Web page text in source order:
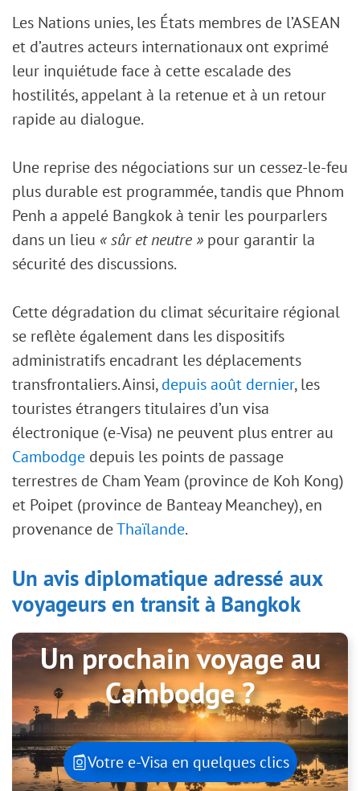
Les Nations unies, les États membres de l’ASEAN
et d’autres acteurs internationaux ont exprimé
leur inquiétude face à cette escalade des
hostilités, appelant à la retenue et à un retour
rapide au dialogue.
Une reprise des négociations sur un cessez-le-feu
plus durable est programmée, tandis que Phnom
Penh a appelé Bangkok à tenir les pourparlers
dans un lieu « sûr et neutre » pour garantir la
sécurité des discussions.
Cette dégradation du climat sécuritaire régional
se reflète également dans les dispositifs
administratifs encadrant les déplacements
transfrontaliers. Ainsi,depuis août dernier, les
touristes étrangers titulaires d’un visa
électronique (e-Visa) ne peuvent plus entrer au
Cambodge depuis les points de passage
terrestres de Cham Yeam (province de Koh Kong)
et Poipet (province de Banteay Meanchey), en
provenance deThaïlande.
Un avis diplomatique adressé aux
voyageurs en transit à Bangkok
Un prochain voyage au
Cambodge ?
Votre e-Visa en quelques clics